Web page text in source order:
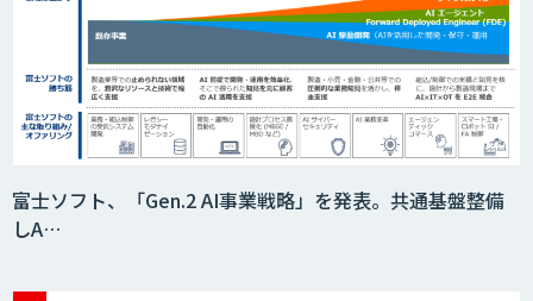
「AI課題の⽬利き」コンサルティングサ
ービス
タ収集・作成
富士ソフト、「Gen.2 AI事業戦略」を発表。共通基盤整備
しA…